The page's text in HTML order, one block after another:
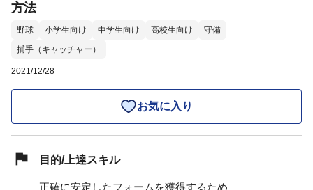
方法
野球 小学生向け 中学生向け 高校生向け
守備
捕手（キャッチャー）
2021/12/28
お気に入り
目的/上達スキル
正確に安定したフォームを獲得するため